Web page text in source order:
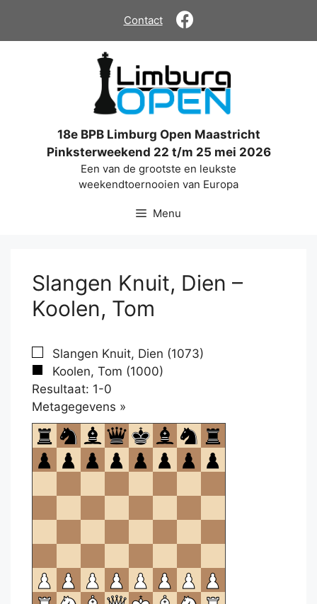
de
Contact
18e BPB Limburg Open Maastricht
Pinksterweekend 22 t/m 25 mei 2026
Een van de grootste en leukste
weekendtoernooien van Europa
Menu
Slangen Knuit, Dien –
Koolen, Tom
Slangen Knuit, Dien (1073)
Koolen, Tom (1000)
Resultaat: 1-0
Metagegevens »
om
te
openen.